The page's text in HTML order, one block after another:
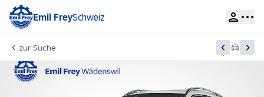
Emil FreySchweiz
zur Suche